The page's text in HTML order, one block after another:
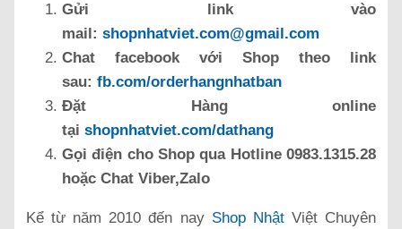
Gửi link vào
mail: shopnhatviet.com@gmail.com
Chat facebook với Shop theo link
sau: fb.com/orderhangnhatban
Đặt Hàng online
tại shopnhatviet.com/dathang
Gọi điện cho Shop qua Hotline 0983.1315.28
hoặc Chat Viber,Zalo
Kể từ năm 2010 đến nay Shop NhậtViệt Chuyên